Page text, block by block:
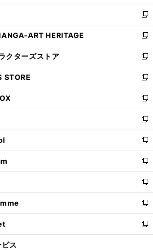
ウ
で
開
く
ン
ド
ウ
で
開
く
新
し
い
ウ
ィ
ン
ド
ウ
で
開
く
ART HERITAGE
新
し
い
ウ
ィ
ン
ド
ウ
で
開
く
クターズストア
新
し
い
ウ
ィ
ン
ド
ウ
で
開
く
STORE
新
し
い
ウ
ィ
ン
ド
ウ
で
開
く
新
し
い
ウ
ィ
ン
ド
ウ
で
開
く
新
し
い
ウ
ィ
ン
ド
ウ
で
開
く
新
し
い
ウ
ィ
ン
ド
ウ
で
開
新
し
い
ウ
ィ
ン
ド
ウ
新
し
い
ウ
ィ
ン
新
し
い
ウ
新
し
ス